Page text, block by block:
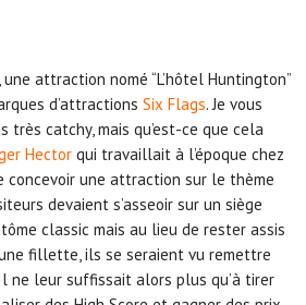
attraction nomé “L’hôtel Huntington”
d’attractions Six Flags. Je vous
très catchy, mais qu’est-ce que cela
Hector qui travaillait à l’époque chez
concevoir une attraction sur le thème
devaient s’asseoir sur un siège
classic mais au lieu de rester assis
fillette, ils se seraient vu remettre
ne leur suffissait alors plus qu’à tirer